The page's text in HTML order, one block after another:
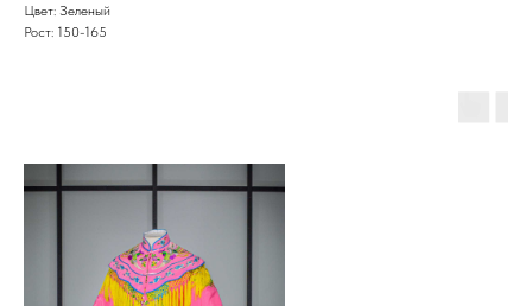
Цвет: Зеленый
Рост: 150-165